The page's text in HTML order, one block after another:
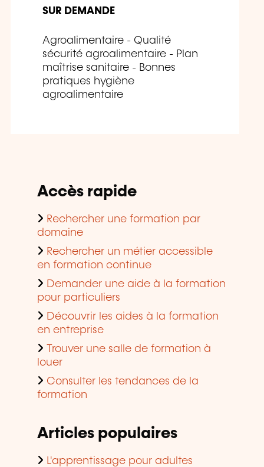
SUR DEMANDE
Agroalimentaire - Qualité
sécurité agroalimentaire - Plan
maîtrise sanitaire - Bonnes
pratiques hygiène
agroalimentaire
Accès rapide
Rechercher une formation par
domaine
Rechercher un métier accessible
en formation continue
Demander une aide à la formation
pour particuliers
Découvrir les aides à la formation
en entreprise
Trouver une salle de formation à
louer
Consulter les tendances de la
formation
Articles populaires
L'apprentissage pour adultes